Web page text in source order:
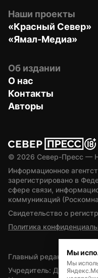
Наши проекты
«Красный Север»
«Ямал-Медиа»
Об издании
О нас
Контакты
Авторы
© 2026 Север-Пресс —
Информационное
зарегистрировано в
сфере связи,
коммуникаций
Свидетельство о
Политика
Главный редактор —
Учредитель:
Мы
Мы